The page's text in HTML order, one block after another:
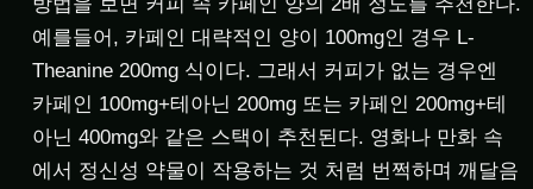
예를들어, 카페인 대략적인 양이 100mg인 경우 L-
Theanine 200mg 식이다. 그래서 커피가 없는 경우엔
카페인 100mg+테아닌 200mg 또는 카페인 200mg+테
아닌 400mg와 같은 스택이 추천된다. 영화나 만화 속
에서 정신성 약물이 작용하는 것 처럼 번쩍하며 깨달음